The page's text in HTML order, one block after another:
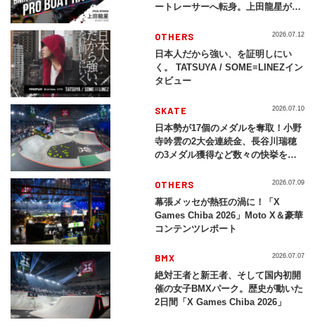
ートレーサーへ転身。上田龍星が体
OTHERS
日本人だから強い、を証明しにい
く。 TATSUYA / SOME≡LINEZイン
タビュー
2026.07.12
SKATE
日本勢が17個のメダルを奪取！小野
寺吟雲の2大会連続金、長谷川瑞穂
の3メダル獲得など数々の快挙をプ
2026」
2026.07.10
OTHERS
幕張メッセが熱狂の渦に！「X
Games Chiba 2026」Moto X＆豪華
コンテンツレポート
2026.07.09
BMX
絶対王者と新王者、そして国内初開
催の女子BMXパーク。歴史が動いた
2日間「X Games Chiba 2026」
2026.07.07